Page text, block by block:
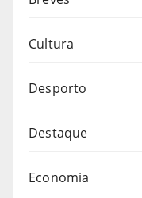
Cultura
Desporto
Destaque
Economia